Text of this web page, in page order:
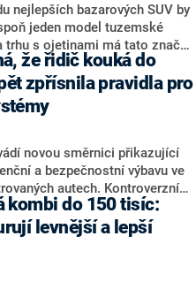
nejlepších bazarových SUV by
jeden model tuzemské
trhu s ojetinami má tato značka
Volkswagen je skvělým
cílí na řidičské nadšence a
bezpečností. Obecně
může být hybrid od Toyoty.
přehled nejlepších ojetých
tisíc korun.
zpřísnila pravidla pro
novou směrnici přikazující
a bezpečnostní výbavu ve
autech. Kontroverzní
pozornosti a únavy řidiče,
nouzové brzdění s
Vylepšením musí projít
jízdního pruhu.
kombi do 150 tisíc:
levnější a lepší